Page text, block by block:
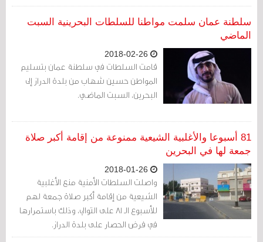
بينما أيدت المحكمة في وقت سابق عقوبة
السجن المؤبد لثلاثة آخرين في القضية.
سلطنة عمان سلمت مواطنا للسلطات البحرينية السبت
الماضي
قامت السلطات في سلطنة عمان بتسليم
المواطن حسين شهاب من بلدة الدراز إلى
البحرين، السبت الماضي.
81 أسبوعا والأغلبية الشيعية ممنوعة من إقامة أكبر صلاة
جمعة لها في البحرين
واصلت السلطات الأمنية منع الأغلبية
الشيعية من إقامة أكبر صلاة جمعة لهم
للأسبوع الـ 81 على التوالي، وذلك باستمرارها
في فرض الحصار على بلدة الدراز.